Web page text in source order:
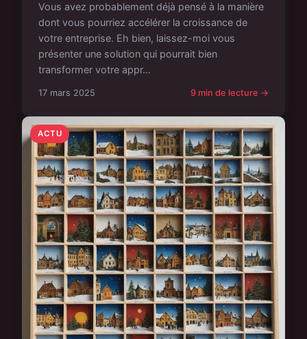
Vous avez probablement déjà pensé à la manière
dont vous pourriez accélérer la croissance de
votre entreprise. Eh bien, laissez-moi vous
présenter une solution qui pourrait bien
transformer votre appr...
17 mars 2025 9 min de lecture →
ACTU